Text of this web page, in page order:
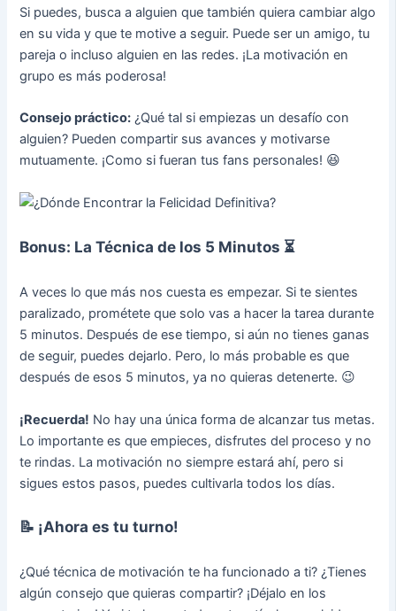
Si puedes, busca a alguien que también quiera cambiar algo
en su vida y que te motive a seguir. Puede ser un amigo, tu
pareja o incluso alguien en las redes. ¡La motivación en
grupo es más poderosa!
Consejo práctico: ¿Qué tal si empiezas un desafío con
alguien? Pueden compartir sus avances y motivarse
mutuamente. ¡Como si fueran tus fans personales! 😆
Bonus: La Técnica de los 5 Minutos ⏳
A veces lo que más nos cuesta es empezar. Si te sientes
paralizado, prométete que solo vas a hacer la tarea durante
5 minutos. Después de ese tiempo, si aún no tienes ganas
de seguir, puedes dejarlo. Pero, lo más probable es que
después de esos 5 minutos, ya no quieras detenerte. 😉
¡Recuerda! No hay una única forma de alcanzar tus metas.
Lo importante es que empieces, disfrutes del proceso y no
te rindas. La motivación no siempre estará ahí, pero si
sigues estos pasos, puedes cultivarla todos los días.
📝 ¡Ahora es tu turno!
¿Qué técnica de motivación te ha funcionado a ti? ¿Tienes
algún consejo que quieras compartir? ¡Déjalo en los